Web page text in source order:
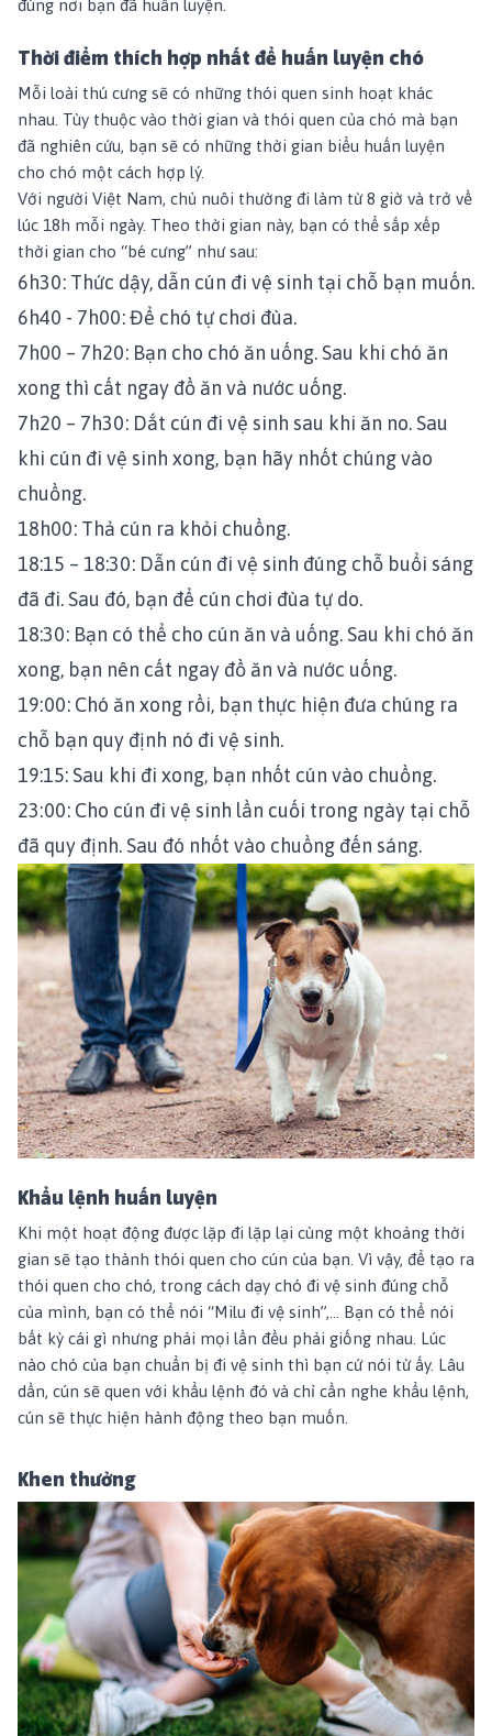
đúng nơi bạn đã huấn luyện.
Thời điểm thích hợp nhất để huấn luyện chó
Mỗi loài thú cưng sẽ có những thói quen sinh hoạt khác
nhau. Tùy thuộc vào thời gian và thói quen của chó mà bạn
đã nghiên cứu, bạn sẽ có những thời gian biểu huấn luyện
cho chó một cách hợp lý.
Với người Việt Nam, chủ nuôi thường đi làm từ 8 giờ và trở về
lúc 18h mỗi ngày. Theo thời gian này, bạn có thể sắp xếp
thời gian cho “bé cưng” như sau:
6h30: Thức dậy, dẫn cún đi vệ sinh tại chỗ bạn muốn.
6h40 - 7h00: Để chó tự chơi đùa.
7h00 – 7h20: Bạn cho chó ăn uống. Sau khi chó ăn
xong thì cất ngay đồ ăn và nước uống.
7h20 – 7h30: Dắt cún đi vệ sinh sau khi ăn no. Sau
khi cún đi vệ sinh xong, bạn hãy nhốt chúng vào
chuồng.
18h00: Thả cún ra khỏi chuồng.
18:15 – 18:30: Dẫn cún đi vệ sinh đúng chỗ buổi sáng
đã đi. Sau đó, bạn để cún chơi đùa tự do.
18:30: Bạn có thể cho cún ăn và uống. Sau khi chó ăn
xong, bạn nên cất ngay đồ ăn và nước uống.
19:00: Chó ăn xong rồi, bạn thực hiện đưa chúng ra
chỗ bạn quy định nó đi vệ sinh.
19:15: Sau khi đi xong, bạn nhốt cún vào chuồng.
23:00: Cho cún đi vệ sinh lần cuối trong ngày tại chỗ
đã quy định. Sau đó nhốt vào chuồng đến sáng.
Khẩu lệnh huấn luyện
Khi một hoạt động được lặp đi lặp lại cùng một khoảng thời
gian sẽ tạo thành thói quen cho cún của bạn. Vì vậy, để tạo ra
thói quen cho chó, trong cách dạy chó đi vệ sinh đúng chỗ
của mình, bạn có thể nói “Milu đi vệ sinh”,... Bạn có thể nói
bất kỳ cái gì nhưng phải mọi lần đều phải giống nhau. Lúc
nào chó của bạn chuẩn bị đi vệ sinh thì bạn cứ nói từ ấy. Lâu
dần, cún sẽ quen với khẩu lệnh đó và chỉ cần nghe khẩu lệnh,
cún sẽ thực hiện hành động theo bạn muốn.
Khen thưởng